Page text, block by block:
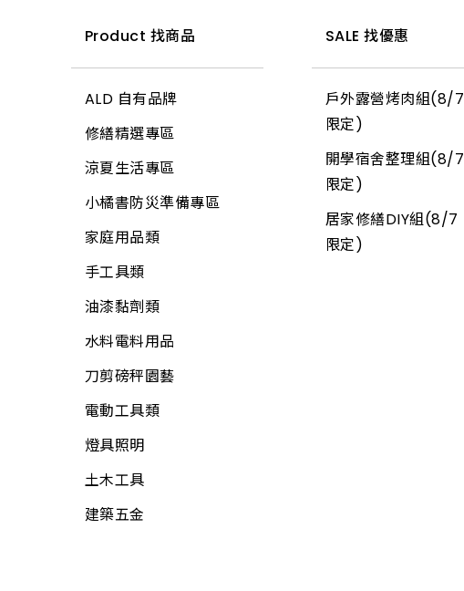
開關箱、接線盒
小燈泡
所有商品
鏟、扒
推水、土平、杓
土地界標
彎筋拉桿
畚箕
抹刀、推刀
補杯、漆刀
水泥、磁磚用具
鑿刀
各式木柄
電動工具附件
工具袋
S腰帶
高空安全帶
天花板
地磚
玻璃
信箱
鉤類
螺絲
自功螺絲
壁虎(膨脹螺絲)
板模線材
線材
木材
板材
網材
水電角鋼
釘類
Product 找商品
ALD 自有品牌
修繕精選專區
涼夏生活專區
小橘書防災準備專區
家庭用品類
手工具類
油漆黏劑類
水料電料用品
刀剪磅秤園藝
電動工具類
燈具照明
土木工具
建築五金
SALE 找優惠
戶外露營烤肉組(8/7
限定)
開學宿舍整理組(8/7
限定)
居家修繕DIY組(8/7
限定)